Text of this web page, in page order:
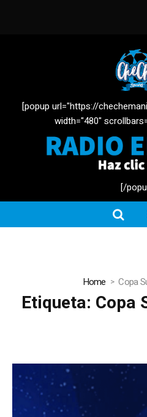
[popup url="https://
width="480"
[/
Home Copa
Etiqueta: Copa